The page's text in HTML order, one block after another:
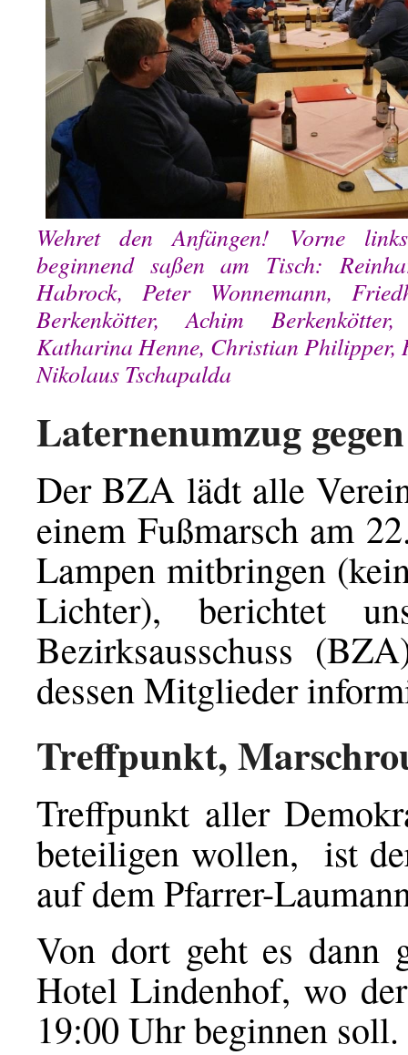
Wehret den Anfängen! Vorne
beginnend saßen am Tisch:
Habrock, Peter Wonnemann,
Berkenkötter, Achim
Katharina Henne, Christian
Nikolaus Tschapalda
Laternenumzug
Der BZA lädt alle
einem Fußmarsch am
Lampen mitbringen
Lichter), berichtet
Bezirksausschuss
dessen Mitglieder
Treffpunkt,
Treffpunkt aller
beteiligen wollen, ist
auf dem Pfarrer-
Von dort geht es dann
Hotel Lindenhof, wo
19:00 Uhr beginnen soll.